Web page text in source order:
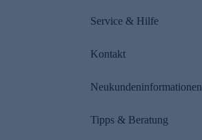
Service & Hilfe
Kontakt
Neukundeninformationen
Tipps & Beratung